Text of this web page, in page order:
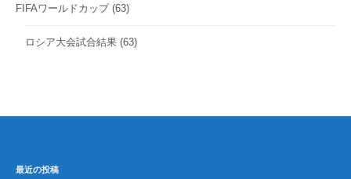
FIFAワールドカップ(63)
ロシア大会試合結果 (63)
最近の投稿